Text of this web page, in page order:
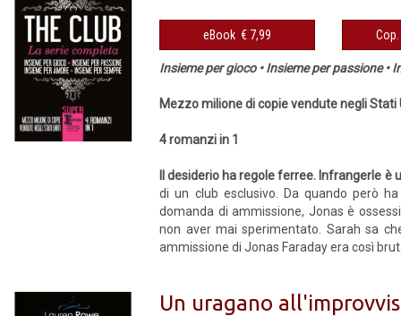
eBook € 7,99
Insieme per gioco • Insieme per passione •
Mezzo milione di copie vendute negli Stati
4 romanzi in 1
Il desiderio ha regole ferree. Infrangerle è
di un club esclusivo. Da quando però
domanda di ammissione, Jonas è
non aver mai sperimentato. Sarah sa
ammissione di Jonas Faraday era così
Un uragano